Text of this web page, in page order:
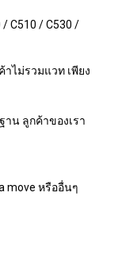
/ C510 / C530 /
ไม่รวมแวท เพียง
น ลูกค้าของเรา
move หรืออื่นๆ